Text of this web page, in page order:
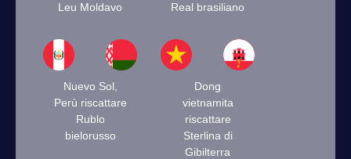
Leu Moldavo
Real brasiliano
Nuevo Sol,
Perù riscattare
Rublo
bielorusso
Dong
vietnamita
riscattare
Sterlina di
Gibilterra